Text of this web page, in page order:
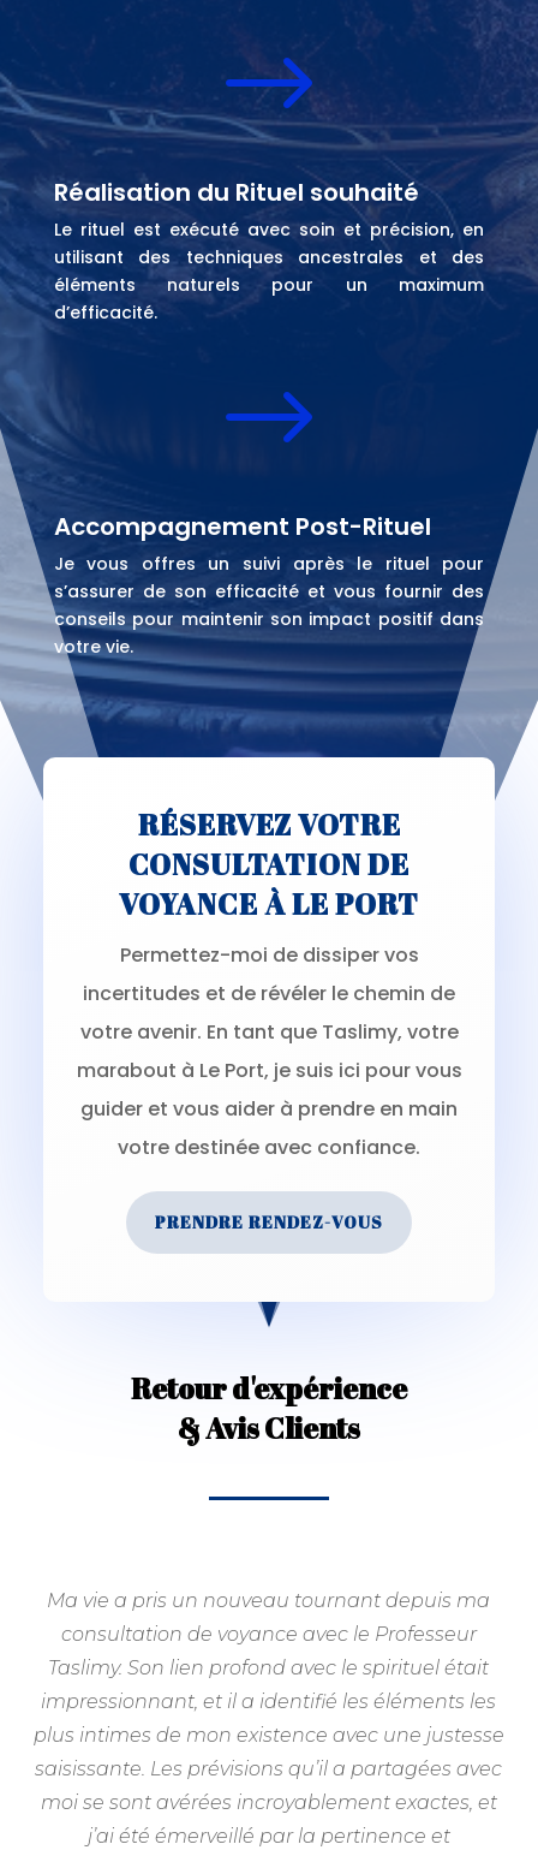
$
Réalisation du Rituel souhaité
Le rituel est exécuté avec soin et précision, en
utilisant des techniques ancestrales et des
éléments naturels pour un maximum
d’efficacité.
$
Accompagnement Post-Rituel
Je vous offres un suivi après le rituel pour
s’assurer de son efficacité et vous fournir des
conseils pour maintenir son impact positif dans
votre vie.
RÉSERVEZ VOTRE
CONSULTATION DE
VOYANCE À LE PORT
Permettez-moi de dissiper vos
incertitudes et de révéler le chemin de
votre avenir. En tant que Taslimy, votre
marabout à Le Port, je suis ici pour vous
guider et vous aider à prendre en main
votre destinée avec confiance.
PRENDRE RENDEZ-VOUS
Retour d'expérience
& Avis Clients
Ma vie a pris un nouveau tournant depuis ma
consultation de voyance avec le Professeur
Taslimy. Son lien profond avec le spirituel était
impressionnant, et il a identifié les éléments les
plus intimes de mon existence avec une justesse
saisissante. Les prévisions qu’il a partagées avec
moi se sont avérées incroyablement exactes, et
j’ai été émerveillé par la pertinence et